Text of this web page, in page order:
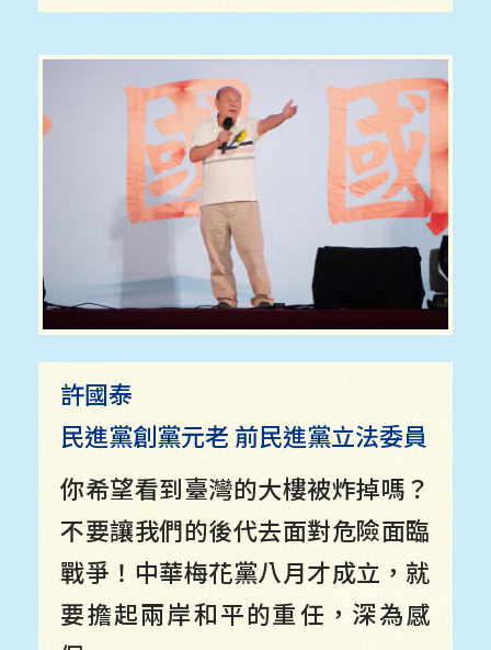
許國泰
民進黨創黨元老 前民進黨立法委員
你希望看到臺灣的大樓被炸掉嗎？
不要讓我們的後代去面對危險面臨
戰爭！中華梅花黨八月才成立，就
要擔起兩岸和平的重任，深為感